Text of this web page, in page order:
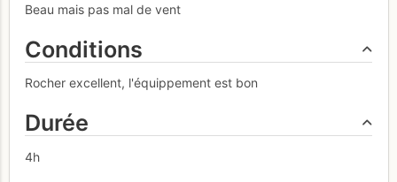
Beau mais pas mal de vent
Conditions
Rocher excellent, l'équippement est bon
Durée
4h